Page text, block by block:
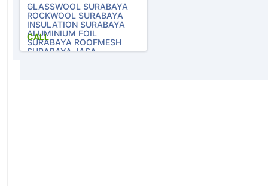
GLASSWOOL SURABAYA
ROCKWOOL SURABAYA
INSULATION SURABAYA
ALUMINIUM FOIL
SURABAYA ROOFMESH
SURABAYA JASA
CALL